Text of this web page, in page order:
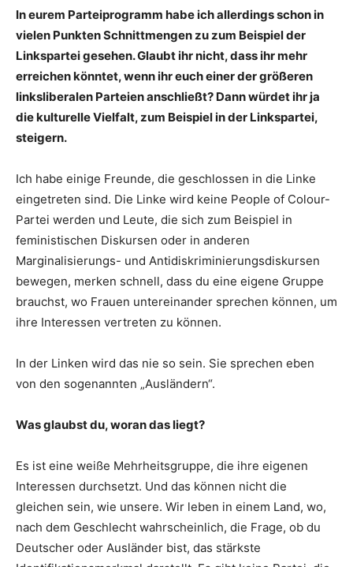
In eurem Parteiprogramm habe ich allerdings schon in
vielen Punkten Schnittmengen zu zum Beispiel der
Linkspartei gesehen. Glaubt ihr nicht, dass ihr mehr
erreichen könntet, wenn ihr euch einer der größeren
linksliberalen Parteien anschließt? Dann würdet ihr ja
die kulturelle Vielfalt, zum Beispiel in der Linkspartei,
steigern.
Ich habe einige Freunde, die geschlossen in die Linke
eingetreten sind. Die Linke wird keine People of Colour-
Partei werden und Leute, die sich zum Beispiel in
feministischen Diskursen oder in anderen
Marginalisierungs- und Antidiskriminierungsdiskursen
bewegen, merken schnell, dass du eine eigene Gruppe
brauchst, wo Frauen untereinander sprechen können, um
ihre Interessen vertreten zu können.
In der Linken wird das nie so sein. Sie sprechen eben
von den sogenannten „Ausländern“.
Was glaubst du, woran das liegt?
Es ist eine weiße Mehrheitsgruppe, die ihre eigenen
Interessen durchsetzt. Und das können nicht die
gleichen sein, wie unsere. Wir leben in einem Land, wo,
nach dem Geschlecht wahrscheinlich, die Frage, ob du
Deutscher oder Ausländer bist, das stärkste